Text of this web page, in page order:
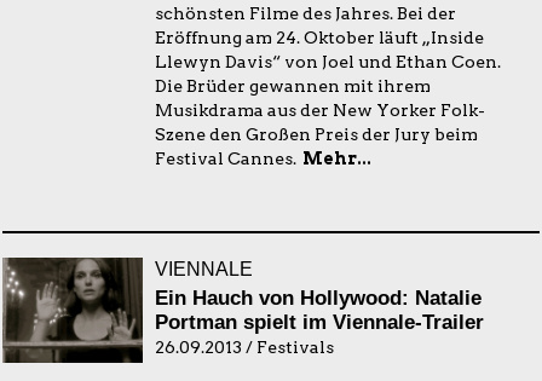
schönsten Filme des Jahres. Bei der
Eröffnung am 24. Oktober läuft „Inside
Llewyn Davis“ von Joel und Ethan Coen.
Die Brüder gewannen mit ihrem
Musikdrama aus der New Yorker Folk-
Szene den Großen Preis der Jury beim
Festival Cannes. Mehr...
VIENNALE
Ein Hauch von Hollywood: Natalie
Portman spielt im Viennale-Trailer
26.09.2013 / Festivals